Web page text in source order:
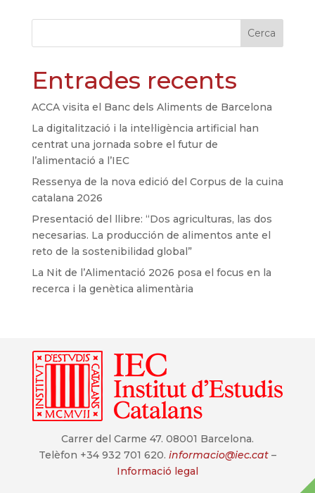
Cerca
Entrades recents
ACCA visita el Banc dels Aliments de Barcelona
La digitalització i la intel·ligència artificial han
centrat una jornada sobre el futur de
l’alimentació a l’IEC
Ressenya de la nova edició del Corpus de la cuina
catalana 2026
Presentació del llibre: “Dos agriculturas, las dos
necesarias. La producción de alimentos ante el
reto de la sostenibilidad global”
La Nit de l’Alimentació 2026 posa el focus en la
recerca i la genètica alimentària
Carrer del Carme 47. 08001 Barcelona.
Telèfon +34 932 701 620. informacio@iec.cat–
Informació legal